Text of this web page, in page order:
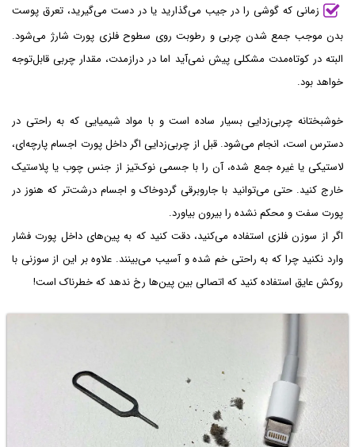
زمانی که گوشی را در جیب می‌گذارید یا در دست می‌گیرید، تعرق پوست
بدن موجب جمع شدن چربی و رطوبت روی سطوح فلزی پورت شارژ می‌شود.
البته در کوتاه‌مدت مشکلی پیش نمی‌آید اما در درازمدت، مقدار چربی قابل‌توجه
خواهد بود.
خوشبختانه چربی‌زدایی بسیار ساده است و با مواد شیمیایی که به راحتی در
دسترس است، انجام می‌شود. قبل از چربی‌زدایی اگر داخل پورت اجسام پارچه‌ای،
لاستیکی یا غیره جمع شده، آن را با جسمی نوک‌تیز از جنس چوب یا پلاستیک
خارج کنید. حتی می‌توانید با جاروبرقی گردوخاک و اجسام درشت‌تر که هنوز در
پورت سفت و محکم نشده را بیرون بیاورد.
اگر از سوزن فلزی استفاده می‌کنید، دقت کنید که به پین‌های داخل پورت فشار
وارد نکنید چرا که به راحتی خم شده و آسیب می‌بینند. علاوه بر این از سوزنی با
روکش عایق استفاده کنید که اتصالی بین پین‌ها رخ ندهد که خطرناک است!